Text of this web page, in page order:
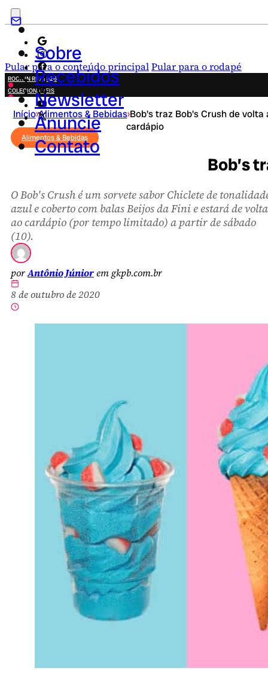
Pular para o conteúdo principalPular para o rodapé
Sobre
Recebidos
Newsletter
Anuncie
Contato
ROCK IN RIO 2026
COLECIONÁVEIS
FESTA JUNINA
NOVIDADES
CAMPANHAS CRIATIVAS
Início›Alimentos & Bebidas›Bob's traz Bob's Crush de volta
cardápio
Alimentos & Bebidas
Bob’s
O Bob's Crush é um sorvete sabor Chiclete de
azul e coberto com balas Beijos da Fini e estará de volta
ao cardápio (por tempo limitado) a partir de sábado
(10).
porAntônio Júniorem gkpb.com.br
8 de outubro de 2020